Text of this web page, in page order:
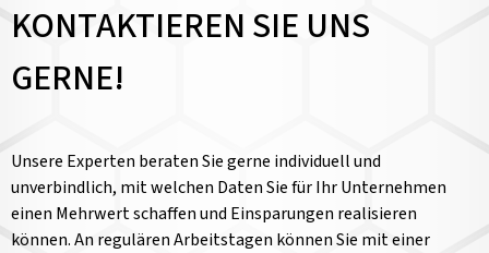
KONTAKTIEREN SIE UNS
GERNE!
Unsere Experten beraten Sie gerne individuell und
unverbindlich, mit welchen Daten Sie für Ihr Unternehmen
einen Mehrwert schaffen und Einsparungen realisieren
können. An regulären Arbeitstagen können Sie mit einer